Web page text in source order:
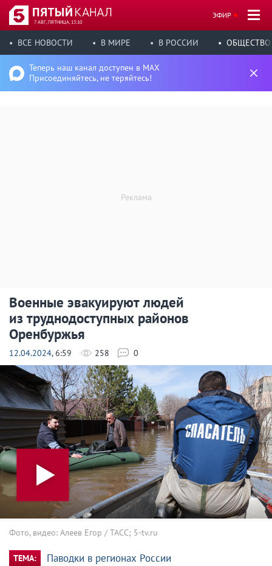
7 АВГ, ПЯТНИЦА, 13:10
ЭФИР
ВСЕ НОВОСТИ В МИРЕ В РОССИИ ОБЩЕСТВО
Теперь наш канал доступен в MAX
Присоединяйтесь, не теряйтесь!
Военные эвакуируют людей
из труднодоступных районов
Оренбуржья
12.04.2024, 6:59 258 0
Фото, видео: Алеев Егор / ТАСС; 5-tv.ru
ТЕМА: Паводки в регионах России